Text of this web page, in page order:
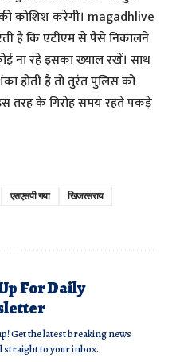
कोशिश करेगी। magadhlive
है कि एटीएम से पैसे निकालने
ना रहे इसका ख्याल रखें। साथ
होती है तो तुरंत पुलिस को
तरह के गिरोह समय रहते पकड़े
एसएसपी गया
खिजरसराय
For Daily
Get the latest breaking news
straight to your inbox.